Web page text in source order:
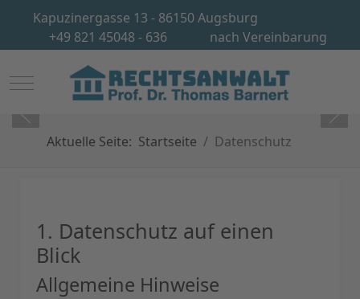
Kapuzinergasse 13 - 86150 Augsburg
+49 821 45048 - 636
nach Vereinbarung
Mobile Menu Toggle
Aktuelle Seite: Startseite Datenschutz
1. Datenschutz auf einen
Blick
Allgemeine Hinweise